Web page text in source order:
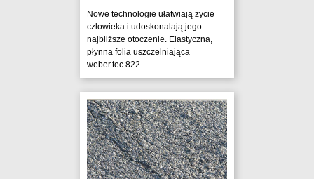
Nowe technologie ułatwiają życie
człowieka i udoskonalają jego
najbliższe otoczenie. Elastyczna,
płynna folia uszczelniająca
weber.tec 822...